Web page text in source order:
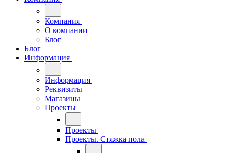
Компания
О компании
Блог
Блог
Информация
Информация
Реквизиты
Магазины
Проекты
Проекты
Проекты. Стяжка пола